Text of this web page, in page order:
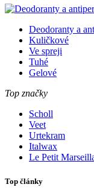
Deodoranty a
Kuličkové
Ve spreji
Tuhé
Gelové
Top značky
Scholl
Veet
Urtekram
Italwax
Le Petit
Top články